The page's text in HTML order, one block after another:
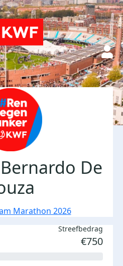
De
Marathon 2026
Streefbedrag
€750